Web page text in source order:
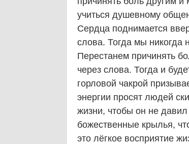
учиться душевному
Сердца поднимается
слова. Тогда мы никогда
Перестанем причинять
через слова. Тогда и
горловой чакрой
энергии просят людей
жизни, чтобы он не
божественные крылья,
это лёгкое восприятие